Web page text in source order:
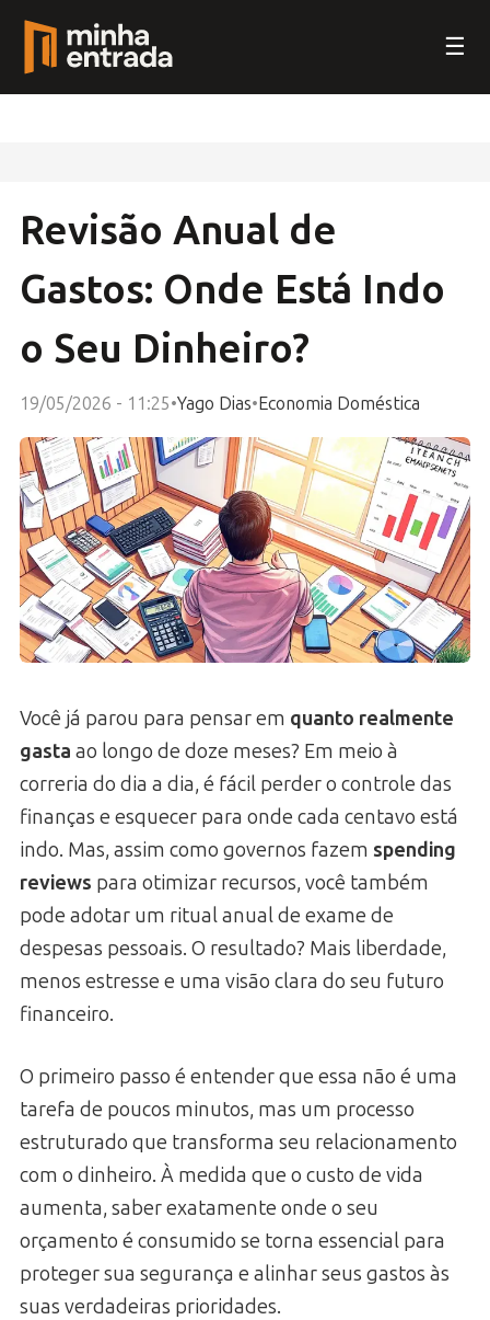
☰
Revisão Anual de
Gastos: Onde Está Indo
o Seu Dinheiro?
19/05/2026 - 11:25•Yago Dias•Economia Doméstica
Você já parou para pensar em quanto realmente
gasta ao longo de doze meses? Em meio à
correria do dia a dia, é fácil perder o controle das
finanças e esquecer para onde cada centavo está
indo. Mas, assim como governos fazem spending
reviews para otimizar recursos, você também
pode adotar um ritual anual de exame de
despesas pessoais. O resultado? Mais liberdade,
menos estresse e uma visão clara do seu futuro
financeiro.
O primeiro passo é entender que essa não é uma
tarefa de poucos minutos, mas um processo
estruturado que transforma seu relacionamento
com o dinheiro. À medida que o custo de vida
aumenta, saber exatamente onde o seu
orçamento é consumido se torna essencial para
proteger sua segurança e alinhar seus gastos às
suas verdadeiras prioridades.